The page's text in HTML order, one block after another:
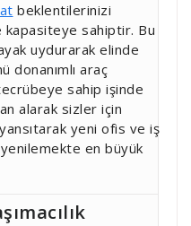
beklentilerinizi
kapasiteye sahiptir. Bu
uydurarak elinde
donanımlı araç
sahip işinde
alarak sizler için
yeni ofis ve iş
en büyük